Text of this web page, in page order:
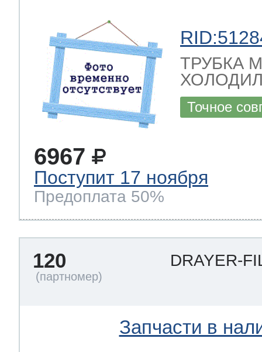
ТРУБКА
Точное
6967
Поступит 17 ноября
Предоплата 50%
120 DRAYER-
Запчасти в